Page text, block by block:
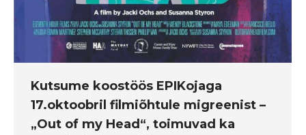
Kutsume koostöös EPIKojaga
17.oktoobril filmiõhtule migreenist –
„Out of my Head“, toimuvad ka